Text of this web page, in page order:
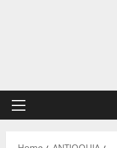
Primary